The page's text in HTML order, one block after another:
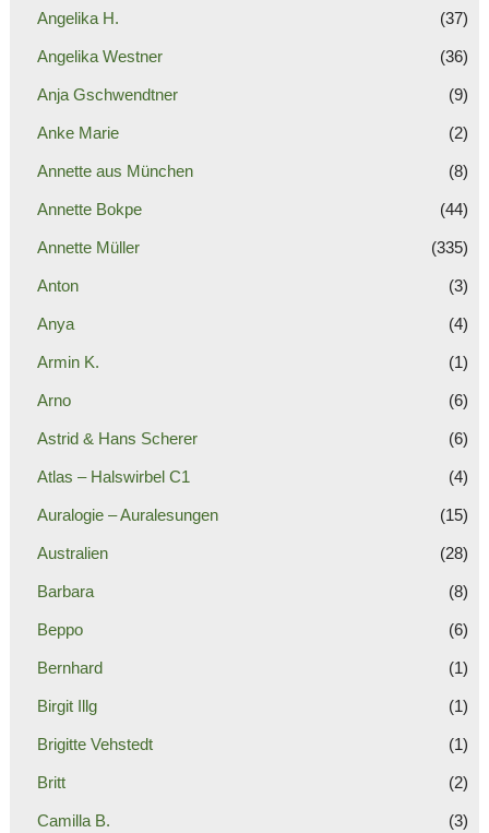
Angelika H. (37)
Angelika Westner (36)
Anja Gschwendtner (9)
Anke Marie (2)
Annette aus München (8)
Annette Bokpe (44)
Annette Müller (335)
Anton (3)
Anya (4)
Armin K. (1)
Arno (6)
Astrid & Hans Scherer (6)
Atlas – Halswirbel C1 (4)
Auralogie – Auralesungen (15)
Australien (28)
Barbara (8)
Beppo (6)
Bernhard (1)
Birgit Illg (1)
Brigitte Vehstedt (1)
Britt (2)
Camilla B. (3)